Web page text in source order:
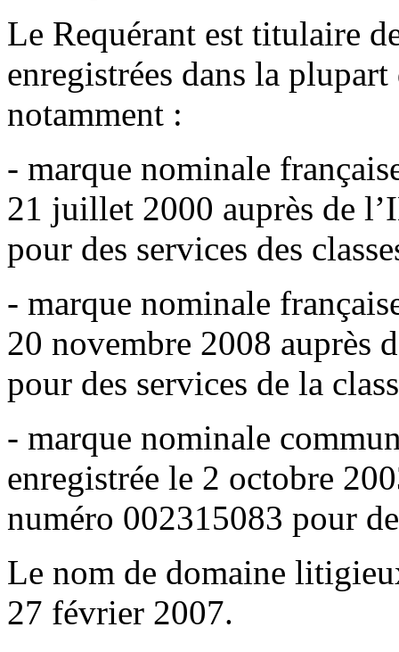
Le Requérant est titulaire
enregistrées dans la
notamment :
- marque nominale
21 juillet 2000 auprès de
pour des services des
- marque nominale
20 novembre 2008 auprès
pour des services de la
- marque nominale
enregistrée le 2 octobre
numéro 002315083 pour
Le nom de domaine
27 février 2007.